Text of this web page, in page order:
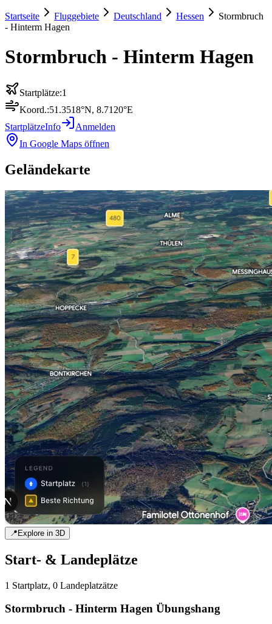
Startseite Fluggebiete Deutschland Hessen
Stormbruch
- Hinterm Hagen
Stormbruch - Hinterm Hagen
Startplätze:1
Koord.:51.3518°N, 8.7120°E
StartplätzeInfo
Anmelden
In Google Maps öffnen
Geländekarte
📍Explore in 3D
Start- & Landeplätze
1 Startplatz, 0 Landeplatzätze
Stormbruch - Hinterm Hagen Übungshang